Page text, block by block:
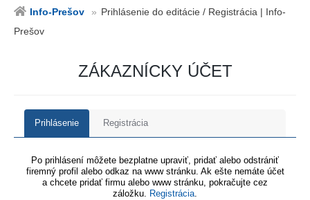
Info-Prešov
Prihlásenie do editácie / Registrácia | Info-
Prešov
ZÁKAZNÍCKY ÚČET
Prihlásenie Registrácia
Po prihlásení môžete bezplatne upraviť, pridať alebo odstrániť
firemný profil alebo odkaz na www stránku. Ak ešte nemáte účet
a chcete pridať firmu alebo www stránku, pokračujte cez
záložku. Registrácia.